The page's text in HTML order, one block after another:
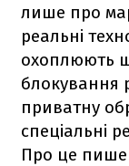
лише про
реальні
охоплюють
блокування
приватну
спеціальні
Про це пише